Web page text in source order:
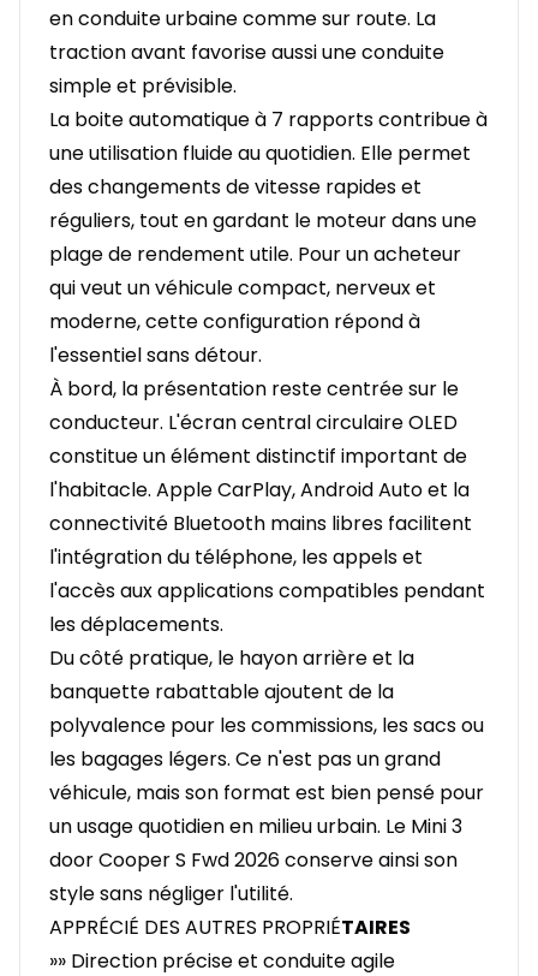
en conduite urbaine comme sur route. La
traction avant favorise aussi une conduite
simple et prévisible.
La boite automatique à 7 rapports contribue à
une utilisation fluide au quotidien. Elle permet
des changements de vitesse rapides et
réguliers, tout en gardant le moteur dans une
plage de rendement utile. Pour un acheteur
qui veut un véhicule compact, nerveux et
moderne, cette configuration répond à
l'essentiel sans détour.
À bord, la présentation reste centrée sur le
conducteur. L'écran central circulaire OLED
constitue un élément distinctif important de
l'habitacle. Apple CarPlay, Android Auto et la
connectivité Bluetooth mains libres facilitent
l'intégration du téléphone, les appels et
l'accès aux applications compatibles pendant
les déplacements.
Du côté pratique, le hayon arrière et la
banquette rabattable ajoutent de la
polyvalence pour les commissions, les sacs ou
les bagages légers. Ce n'est pas un grand
véhicule, mais son format est bien pensé pour
un usage quotidien en milieu urbain. Le Mini 3
door Cooper S Fwd 2026 conserve ainsi son
style sans négliger l'utilité.
APPRÉCIÉ DES AUTRES PROPRIÉTAIRES
»» Direction précise et conduite agile